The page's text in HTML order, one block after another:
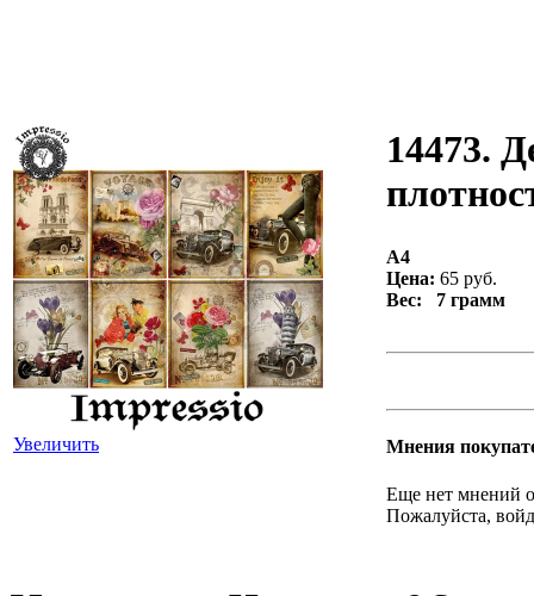
Увеличить
14473.
А4
Цена: 65 руб.
Вес: 7 грамм
Мнения
Еще нет мнений
Пожалуйста,